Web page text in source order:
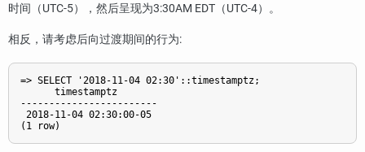
时间（UTC-5），然后呈现为3:30AM EDT（UTC-4）。
相反，请考虑后向过渡期间的行为:
=> SELECT '2018-11-04 02:30'::timestamptz;
      timestamptz
------------------------
2018-11-04 02:30:00-05